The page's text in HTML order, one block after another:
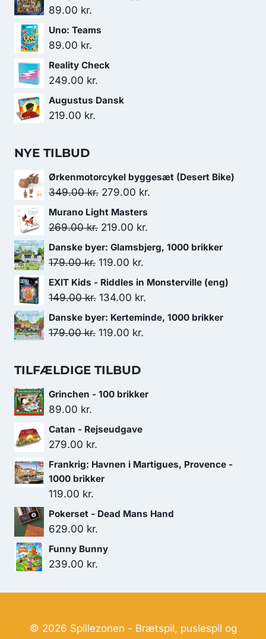
89.00 kr.
Uno: Teams
89.00 kr.
Reality Check
249.00 kr.
Augustus Dansk
219.00 kr.
NYE TILBUD
Ørkenmotorcykel byggesæt (Desert Bike)
349.00kr. Den
oprindelige
pris
349.00 kr..
279.00 kr.
279.00 kr..
Murano Light Masters
269.00kr. Den
oprindelige
pris
269.00 kr..
219.00 kr.
aktuelle
Danske byer: Glamsbjerg, 1000 brikker
179.00kr. Den
oprindelige
pris
179.00 kr..
119.00 kr.
aktuelle
pris
119.00 kr..
EXIT Kids - Riddles in Monsterville (eng)
149.00kr. Den
oprindelige
pris
134.00 kr.
aktuelle
Danske byer: Kerteminde, 1000 brikker
179.00kr. Den
pris
179.00 kr..
119.00 kr.
119.00 kr..
TILFÆLDIGE TILBUD
Grinchen - 100 brikker
89.00 kr.
Catan - Rejseudgave
279.00 kr.
Frankrig: Havnen i Martigues, Provence -
1000 brikker
119.00 kr.
Pokerset - Dead Mans Hand
629.00 kr.
Funny Bunny
239.00 kr.
© 2026 Spillezonen - Brætspil, puslespil og